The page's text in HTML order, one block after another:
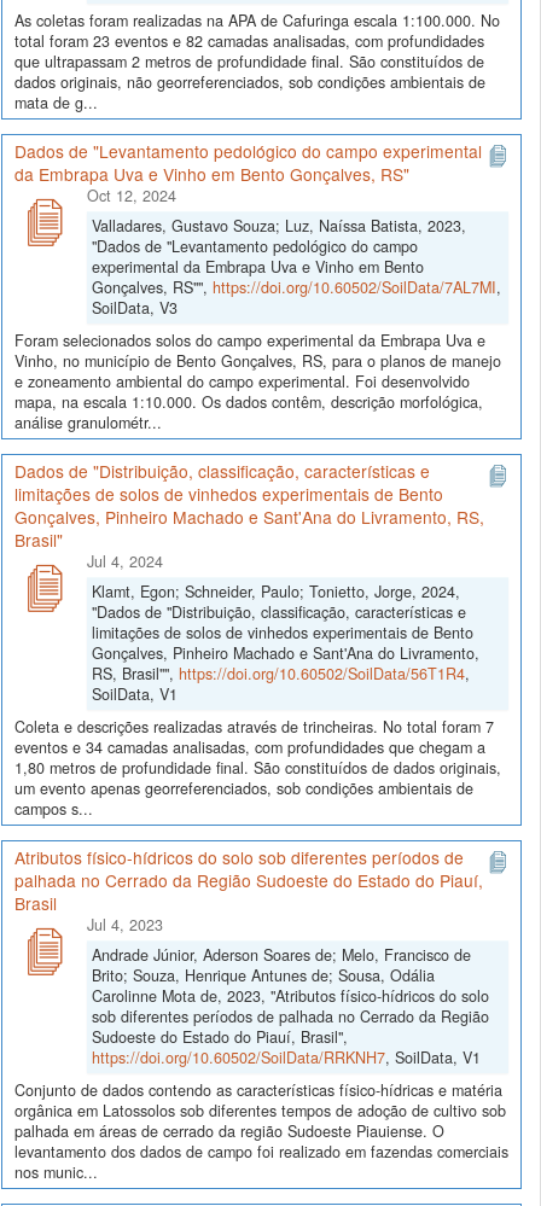
As coletas foram realizadas na APA de Cafuringa escala 1:100.000. No
total foram 23 eventos e 82 camadas analisadas, com profundidades
que ultrapassam 2 metros de profundidade final. São constituídos de
dados originais, não georreferenciados, sob condições ambientais de
mata de g...
Dados de "Levantamento pedológico do campo experimental
da Embrapa Uva e Vinho em Bento Gonçalves, RS"
Oct 12, 2024
Valladares, Gustavo Souza; Luz, Naíssa Batista, 2023,
"Dados de "Levantamento pedológico do campo
experimental da Embrapa Uva e Vinho em Bento
Gonçalves, RS"", https://doi.org/10.60502/SoilData/7AL7MI,
SoilData, V3
Foram selecionados solos do campo experimental da Embrapa Uva e
Vinho, no município de Bento Gonçalves, RS, para o planos de manejo
e zoneamento ambiental do campo experimental. Foi desenvolvido
mapa, na escala 1:10.000. Os dados contêm, descrição morfológica,
análise granulométr...
Dados de "Distribuição, classificação, características e
limitações de solos de vinhedos experimentais de Bento
Gonçalves, Pinheiro Machado e Sant'Ana do Livramento, RS,
Brasil"
Jul 4, 2024
Klamt, Egon; Schneider, Paulo; Tonietto, Jorge, 2024,
"Dados de "Distribuição, classificação, características e
limitações de solos de vinhedos experimentais de Bento
Gonçalves, Pinheiro Machado e Sant'Ana do Livramento,
RS, Brasil"", https://doi.org/10.60502/SoilData/56T1R4,
SoilData, V1
Coleta e descrições realizadas através de trincheiras. No total foram 7
eventos e 34 camadas analisadas, com profundidades que chegam a
1,80 metros de profundidade final. São constituídos de dados originais,
um evento apenas georreferenciados, sob condições ambientais de
campos s...
Atributos físico-hídricos do solo sob diferentes períodos de
palhada no Cerrado da Região Sudoeste do Estado do Piauí,
Brasil
Jul 4, 2023
Andrade Júnior, Aderson Soares de; Melo, Francisco de
Brito; Souza, Henrique Antunes de; Sousa, Odália
Carolinne Mota de, 2023, "Atributos físico-hídricos do solo
sob diferentes períodos de palhada no Cerrado da Região
Sudoeste do Estado do Piauí, Brasil",
https://doi.org/10.60502/SoilData/RRKNH7, SoilData, V1
Conjunto de dados contendo as características físico-hídricas e matéria
orgânica em Latossolos sob diferentes tempos de adoção de cultivo sob
palhada em áreas de cerrado da região Sudoeste Piauiense. O
levantamento dos dados de campo foi realizado em fazendas comerciais
nos munic...